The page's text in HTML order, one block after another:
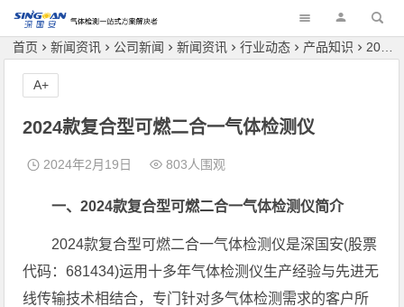
深国安
首页 新闻资讯 公司新闻 新闻资讯 行业动态 产品知识 2024款复合型可燃二合一气体检测仪
2024款复合型可燃二合一气体检测仪
2024年2月19日 803人围观
一、2024款复合型可燃二合一气体检测仪简介
2024款复合型可燃二合一气体检测仪是深国安(股票
代码：681434)运用十多年气体检测仪生产经验与先进无
线传输技术相结合，专门针对多气体检测需求的客户所
A+